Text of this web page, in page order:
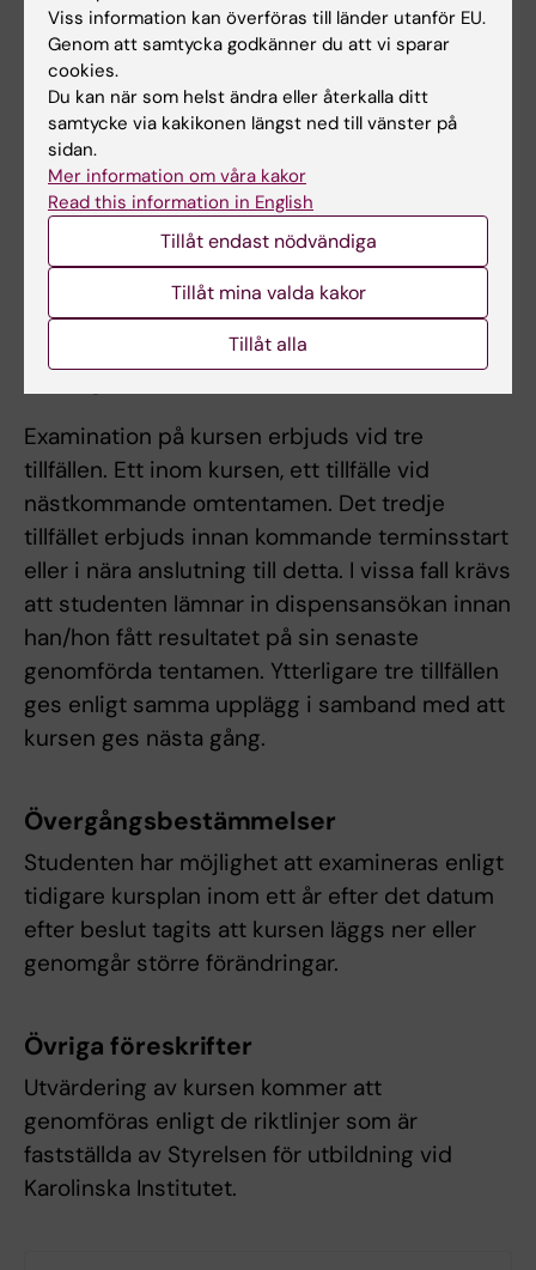
infusionstid
Arbetsformer
Föreläsningar, seminarier
Examination
För Väl godkänd på hel kurs krävs betyget
Godkänd på moment Läkemedelsberäkning
och Väl godkänd på moment Farmakologi.
Examination på kursen erbjuds vid tre
tillfällen. Ett inom kursen, ett tillfälle vid
nästkommande omtentamen. Det tredje
tillfället erbjuds innan kommande terminsstart
eller i nära anslutning till detta. I vissa fall krävs
att studenten lämnar in dispensansökan innan
han/hon fått resultatet på sin senaste
genomförda tentamen. Ytterligare tre tillfällen
ges enligt samma upplägg i samband med att
kursen ges nästa gång.
Övergångsbestämmelser
Studenten har möjlighet att examineras enligt
tidigare kursplan inom ett år efter det datum
efter beslut tagits att kursen läggs ner eller
genomgår större förändringar.
Övriga föreskrifter
Utvärdering av kursen kommer att
genomföras enligt de riktlinjer som är
fastställda av Styrelsen för utbildning vid
Karolinska Institutet.
Viss information kan överföras till länder utanför EU.
Genom att samtycka godkänner du att vi sparar
cookies.
Du kan när som helst ändra eller återkalla ditt
samtycke via kakikonen längst ned till vänster på
sidan.
Mer information om våra kakor
Read this information in English
Tillåt endast nödvändiga
Tillåt mina valda kakor
Tillåt alla